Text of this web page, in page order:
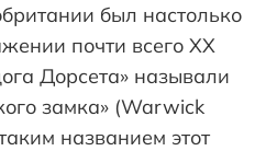
был настолько
почти всего XX
Дорсета» называли
замка» (Warwick
названием этот